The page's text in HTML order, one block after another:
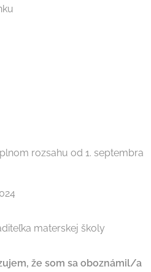
rozsahu od 1. septembra
materskej školy
že som sa oboznámil/a